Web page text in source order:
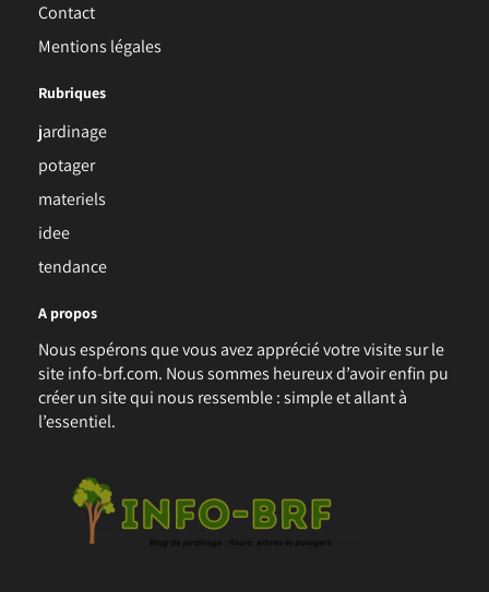
Contact
Mentions légales
Rubriques
jardinage
potager
materiels
idee
tendance
A propos
Nous espérons que vous avez apprécié votre visite sur le
site info-brf.com. Nous sommes heureux d’avoir enfin pu
créer un site qui nous ressemble : simple et allant à
l’essentiel.